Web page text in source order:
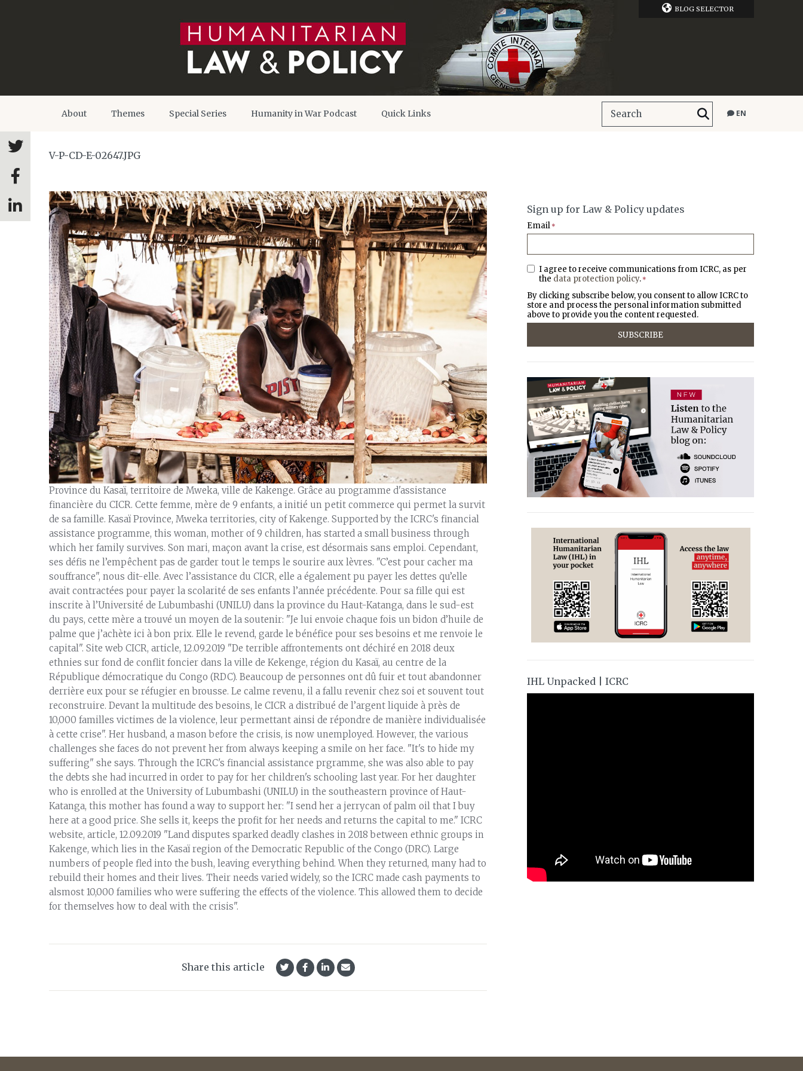
BLOG SELECTOR
About Themes Special Series Humanity in War Podcast Quick Links EN
V-P-CD-E-02647.JPG
Province du Kasaï, territoire de Mweka, ville de Kakenge. Grâce au programme d'assistance
financière du CICR. Cette femme, mère de 9 enfants, a initié un petit commerce qui permet la survit
de sa famille. Kasaï Province, Mweka territories, city of Kakenge. Supported by the ICRC's financial
assistance programme, this woman, mother of 9 children, has started a small business through
which her family survives. Son mari, maçon avant la crise, est désormais sans emploi. Cependant,
ses défis ne l’empêchent pas de garder tout le temps le sourire aux lèvres. "C’est pour cacher ma
souffrance", nous dit-elle. Avec l’assistance du CICR, elle a également pu payer les dettes qu’elle
avait contractées pour payer la scolarité de ses enfants l’année précédente. Pour sa fille qui est
inscrite à l’Université de Lubumbashi (UNILU) dans la province du Haut-Katanga, dans le sud-est
du pays, cette mère a trouvé un moyen de la soutenir: "Je lui envoie chaque fois un bidon d’huile de
palme que j’achète ici à bon prix. Elle le revend, garde le bénéfice pour ses besoins et me renvoie le
capital". Site web CICR, article, 12.09.2019 "De terrible affrontements ont déchiré en 2018 deux
ethnies sur fond de conflit foncier dans la ville de Kekenge, région du Kasaï, au centre de la
République démocratique du Congo (RDC). Beaucoup de personnes ont dû fuir et tout abandonner
derrière eux pour se réfugier en brousse. Le calme revenu, il a fallu revenir chez soi et souvent tout
reconstruire. Devant la multitude des besoins, le CICR a distribué de l’argent liquide à près de
10,000 familles victimes de la violence, leur permettant ainsi de répondre de manière individualisée
à cette crise". Her husband, a mason before the crisis, is now unemployed. However, the various
challenges she faces do not prevent her from always keeping a smile on her face. "It's to hide my
suffering" she says. Through the ICRC's financial assistance prgramme, she was also able to pay
the debts she had incurred in order to pay for her children's schooling last year. For her daughter
who is enrolled at the University of Lubumbashi (UNILU) in the southeastern province of Haut-
Katanga, this mother has found a way to support her: "I send her a jerrycan of palm oil that I buy
here at a good price. She sells it, keeps the profit for her needs and returns the capital to me." ICRC
website, article, 12.09.2019 "Land disputes sparked deadly clashes in 2018 between ethnic groups in
Kakenge, which lies in the Kasaï region of the Democratic Republic of the Congo (DRC). Large
numbers of people fled into the bush, leaving everything behind. When they returned, many had to
rebuild their homes and their lives. Their needs varied widely, so the ICRC made cash payments to
alsmost 10,000 families who were suffering the effects of the violence. This allowed them to decide
for themselves how to deal with the crisis".
Share this article
Sign up for Law & Policy updates
Email *
I agree to receive communications from ICRC, as per
the data protection policy. *
By clicking subscribe below, you consent to allow ICRC to
store and process the personal information submitted
above to provide you the content requested.
IHL Unpacked | ICRC